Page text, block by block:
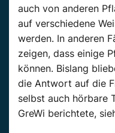
auch von anderen
auf verschiedene
werden. In anderen
zeigen, dass einige
können. Bislang
die Antwort auf die
selbst auch hörbare
GreWi berichtete,